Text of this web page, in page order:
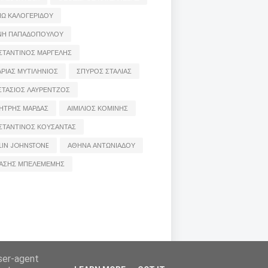
ΚΑΛΟΓΕΡΙΔΟΥ
ΠΑΠΑΔΟΠΟΥΛΟΥ
ΜΑΡΓΕΛΗΣ
ΜΥΤΙΛΗΝΙΟΣ
ΣΠΥΡΟΣ ΣΤΑΛΙΑΣ
ΛΑΥΡΕΝΤΖΟΣ
ΜΑΡΔΑΣ
ΑΙΜΙΛΙΟΣ ΚΟΜΙΝΗΣ
ΚΟΥΣΑΝΤΑΣ
JOHNSTONE
ΑΘΗΝΑ ΑΝΤΩΝΙΑΔΟΥ
ΜΠΕΛΕΜΕΜΗΣ
συντακτών τους και δε σημαίνει πως τα
e-mail
agent